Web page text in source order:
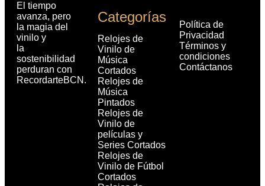
El tiempo
avanza, pero
la magia del
vinilo y
la
sostenibilidad
perduran con
RecordarteBCN.
Categorías
Relojes de
Vinilo de
Música
Cortados
Relojes de
Música
Pintados
Relojes de
Vinilo de
películas y
Series Cortados
Relojes de
Vinilo de Fútbol
Cortados
Política de
Privacidad
Términos y
condiciones
Contáctanos